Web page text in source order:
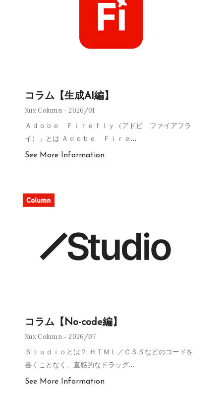
コラム【生成AI編】
Xux Column 2026/01
Ａｄｏｂｅ Ｆｉｒｅｆｌｙ（アドビ ファイアフラ
イ）」とは Ａｄｏｂｅ Ｆｉｒｅ …
See More Information
コラム【No-code編】
Xux Column 2026/07
Ｓｔｕｄｉｏとは？ ＨＴＭＬ／ＣＳＳなどのコードを
書くことなく、直感的なドラッグ…
See More Information